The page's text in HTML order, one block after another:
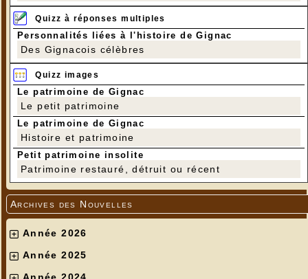
Quizz à réponses multiples
Personnalités liées à l'histoire de Gignac
Des Gignacois célèbres
Quizz images
Le patrimoine de Gignac
Le petit patrimoine
Le patrimoine de Gignac
Histoire et patrimoine
Petit patrimoine insolite
Patrimoine restauré, détruit ou récent
Archives des Nouvelles
Année 2026
Année 2025